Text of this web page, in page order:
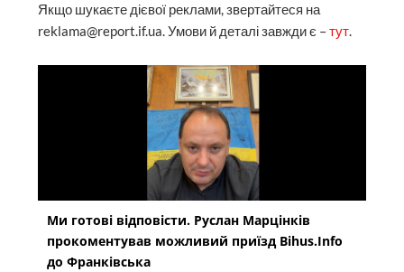
Якщо шукаєте дієвої реклами, звертайтеся на
reklama@report.if.ua. Умови й деталі завжди є –тут.
Ми готові відповісти. Руслан Марцінків
прокоментував можливий приїзд Bihus.Info
до Франківська